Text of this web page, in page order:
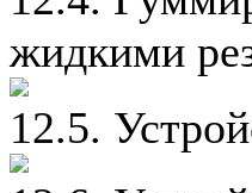
жидкими
12.5.